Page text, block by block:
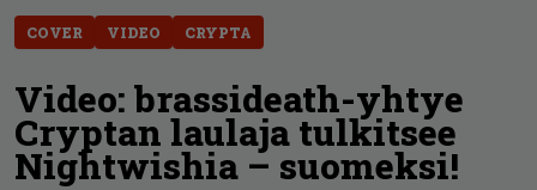
COVER VIDEO CRYPTA
Video: brassideath-yhtye
Cryptan laulaja tulkitsee
Nightwishia – suomeksi!